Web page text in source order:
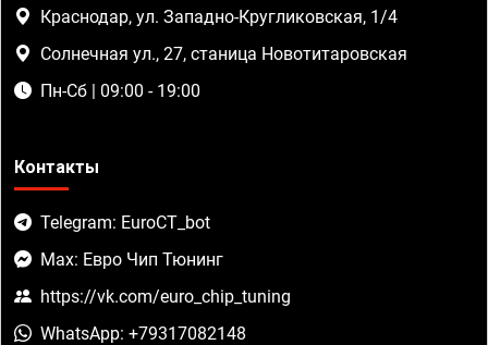
Краснодар, ул. Западно-Кругликовская, 1/4
Солнечная ул., 27, станица Новотитаровская
Пн-Сб | 09:00 - 19:00
Контакты
Telegram: EuroCT_bot
Max: Евро Чип Тюнинг
https://vk.com/euro_chip_tuning
WhatsApp: +79317082148